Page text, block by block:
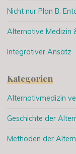
Nicht nur Plan B:
Alternative Medizin
Integrativer Ansatz
Kategorien
Alternativmedizin
Geschichte der
Methoden der